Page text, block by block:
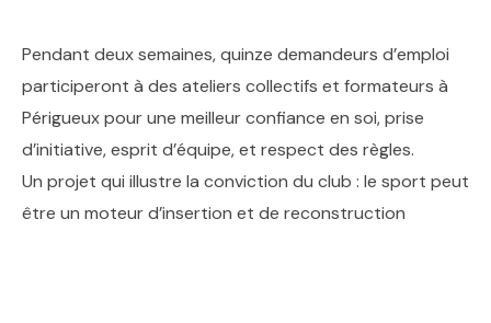
Pendant deux semaines, quinze demandeurs d’emploi
participeront à des ateliers collectifs et formateurs à
Périgueux pour une meilleur confiance en soi, prise
d’initiative, esprit d’équipe, et respect des règles.
Un projet qui illustre la conviction du club : le sport peut
être un moteur d’insertion et de reconstruction